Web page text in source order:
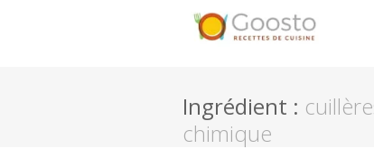
Ingrédient :
chimique